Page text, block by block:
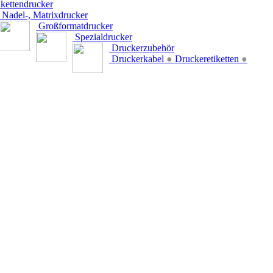
Nadel-, Matrixdrucker
Großformatdrucker
Spezialdrucker
Druckerzubehör
Druckerkabel ● Druckeretiketten ●